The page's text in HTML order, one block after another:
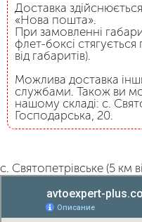
Доставка
«Нова пошта».
При замовленні
флет-боксі
від габаритів).
Можлива доставка
службами. Також ви
нашому складі: с.
Господарська, 20.
с. Святопетрівське (5 км